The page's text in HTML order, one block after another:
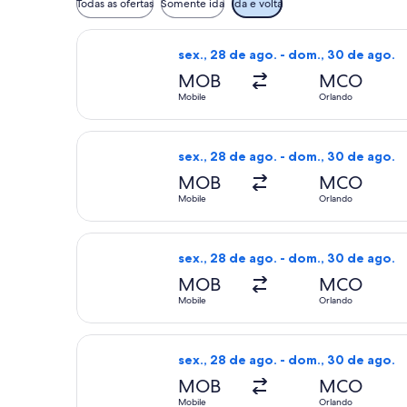
Todas as ofertas Somente ida Ida e volta
sex., 28 de ago. - dom., 30 de ago.
MOB
Mobile
MCO
Orlando
Selecionar o voo da Delta, que sai
sex., 28 de ago. - dom., 30 de ago.
MOB
Mobile
MCO
Orlando
Selecionar o voo da Delta, que sai
sex., 28 de ago. - dom., 30 de ago.
MOB
Mobile
MCO
Orlando
Selecionar o voo da Delta, que sai
sex., 28 de ago. - dom., 30 de ago.
MOB
Mobile
MCO
Orlando
Selecionar o voo da Delta, que sai